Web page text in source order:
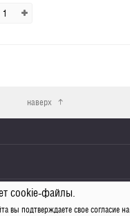
cookie-файлы.
вы подтверждаете свое согласие на
наверх